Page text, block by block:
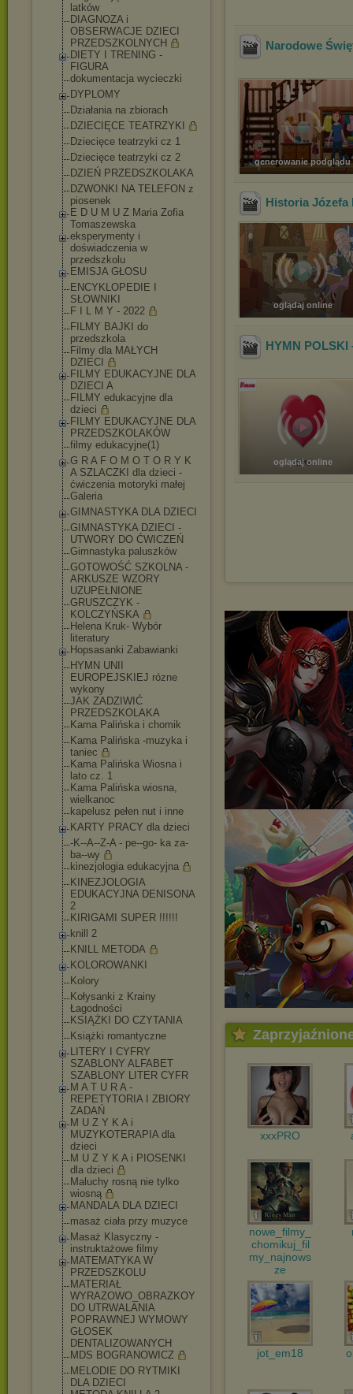
latków
DIAGNOZA i
OBSERWACJE DZIECI
PRZEDSZKOLNYCH
DIETY I TRENING -
FIGURA
dokumentacja wycieczki
DYPLOMY
Działania na zbiorach
DZIECIĘCE TEATRZYKI
Dziecięce teatrzyki cz 1
Dziecięce teatrzyki cz 2
DZIEŃ PRZEDSZKOLAKA
DZWONKI NA TELEFON z
piosenek
E D U M U Z Maria Zofia
Tomaszewska
eksperymenty i
doświadczenia w
przedszkolu
EMISJA GŁOSU
ENCYKLOPEDIE I
SŁOWNIKI
F I L M Y - 2022
FILMY BAJKI do
przedszkola
Filmy dla MAŁYCH
DZIECI
FILMY EDUKACYJNE DLA
DZIECI A
FILMY edukacyjne dla
dzieci
FILMY EDUKACYJNE DLA
PRZEDSZKOLAKÓW
filmy edukacyjne(1)
G R A F O M O T O R Y K
A SZLACZKI dla dzieci -
ćwiczenia motoryki małej
Galeria
GIMNASTYKA DLA DZIECI
GIMNASTYKA DZIECI -
UTWORY DO ĆWICZEŃ
Gimnastyka paluszków
GOTOWOŚĆ SZKOLNA -
ARKUSZE WZORY
UZUPEŁNIONE
GRUSZCZYK -
KOLCZYŃSKA
Helena Kruk- Wybór
literatury
Hopsasanki Zabawianki
HYMN UNII
EUROPEJSKIEJ rózne
wykony
JAK ZADZIWIĆ
PRZEDSZKOLAKA
Kama Palińska i chomik
Kama Palińska -muzyka i
taniec
Kama Palińska Wiosna i
lato cz. 1
Kama Palińska wiosna,
wielkanoc
kapelusz pełen nut i inne
KARTY PRACY dla dzieci
-K--A--Z-A - pe--go- ka za-
ba--wy
kinezjologia edukacyjna
KINEZJOLOGIA
EDUKACYJNA DENISONA
2
KIRIGAMI SUPER !!!!!!
knill 2
KNILL METODA
KOLOROWANKI
Kolory
Kołysanki z Krainy
Łagodności
KSIĄŻKI DO CZYTANIA
Książki romantyczne
LITERY I CYFRY
SZABLONY ALFABET
SZABLONY LITER CYFR
M A T U R A -
REPETYTORIA I ZBIORY
ZADAŃ
M U Z Y K A i
MUZYKOTERAPIA dla
dzieci
M U Z Y K A i PIOSENKI
dla dzieci
Maluchy rosną nie tylko
wiosną
MANDALA DLA DZIECI
masaż ciała przy muzyce
Masaż Klasyczny -
instruktażowe filmy
MATEMATYKA W
PRZEDSZKOLU
MATERIAŁ
WYRAZOWO_OBRAZKOY
DO UTRWALANIA
POPRAWNEJ WYMOWY
GŁOSEK
DENTALIZOWANYCH
MDS BOGRANOWICZ
MELODIE DO RYTMIKI
DLA DZIECI
Narodowe
generowanie podglądu
Historia Józefa
oglądaj online
HYMN
oglądaj online
xxxPRO
nowe_filmy_
chomikuj_fil
my_najnows
ze
jot_em18